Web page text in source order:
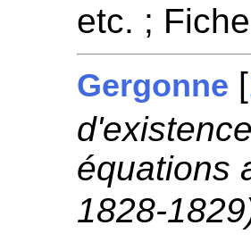
etc. ; Fiche
Gergonne [
équations
1828-